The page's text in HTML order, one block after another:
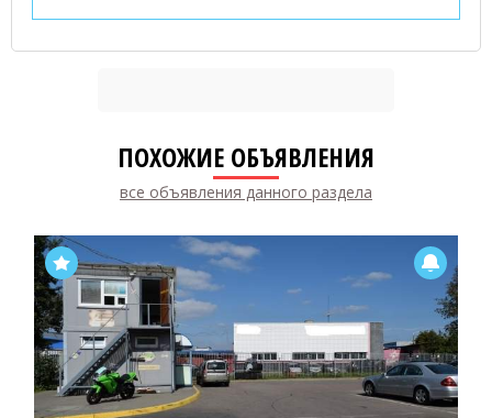
ПОХОЖИЕ ОБЪЯВЛЕНИЯ
все объявления данного раздела